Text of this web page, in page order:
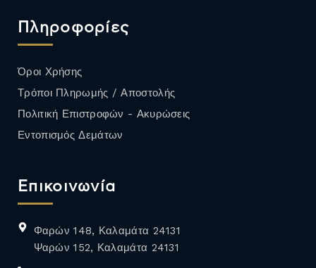
Πληροφορίες
Όροι Χρήσης
Τρόποι Πληρωμής / Αποστολής
Πολιτική Επιστροφών - Ακυρώσεις
Εντοπισμός Δεμάτων
Επικοινωνία
Φαρών 148, Καλαμάτα 24131
Ψαρών 152, Καλαμάτα 24131